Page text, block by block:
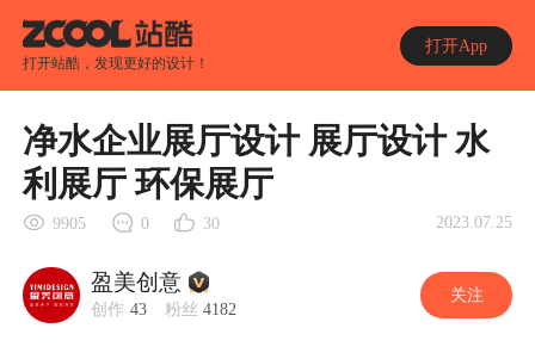
打开站酷，发现更好的设计！
打开App
净水企业展厅设计 展厅设计 水
利展厅 环保展厅
9905 0 30 2023.07.25
盈美创意
创作 43 粉丝 4182
关注